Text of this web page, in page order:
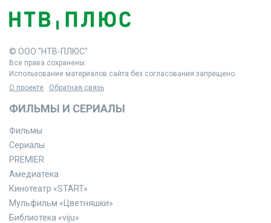
© ООО "НТВ-ПЛЮС"
Все права сохранены.
Использование материалов сайта без согласования запрещено.
О проекте
Обратная связь
ФИЛЬМЫ И СЕРИАЛЫ
Фильмы
Сериалы
PREMIER
Амедиатека
Кинотеатр «START»
Мульфильм «Цветняшки»
Библиотека «viju»